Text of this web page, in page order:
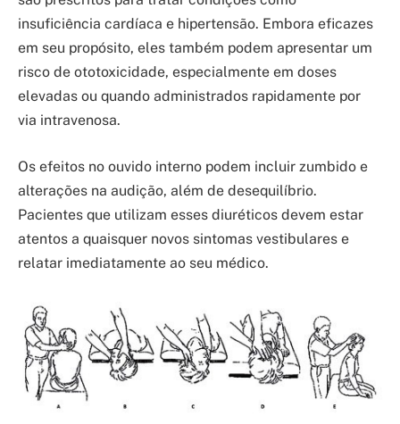
insuficiência cardíaca e hipertensão. Embora eficazes
em seu propósito, eles também podem apresentar um
risco de ototoxicidade, especialmente em doses
elevadas ou quando administrados rapidamente por
via intravenosa.
Os efeitos no ouvido interno podem incluir zumbido e
alterações na audição, além de desequilíbrio.
Pacientes que utilizam esses diuréticos devem estar
atentos a quaisquer novos sintomas vestibulares e
relatar imediatamente ao seu médico.